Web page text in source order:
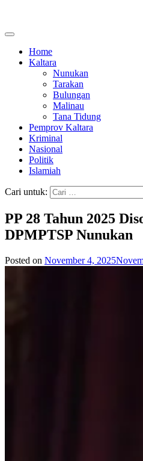
Home
Kaltara
Nunukan
Tarakan
Bulungan
Malinau
Tana Tidung
Pemprov Kaltara
Kriminal
Nasional
Politik
Islamiah
Cari untuk:
PP 28 Tahun 2025
DPMPTSP Nunukan
Posted on November 4, 2025